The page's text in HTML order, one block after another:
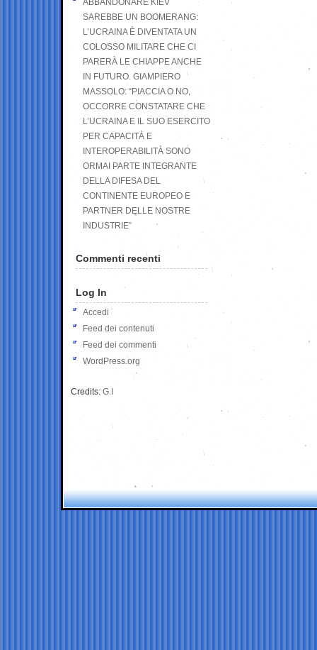
ABBANDONARE KIEV
SAREBBE UN BOOMERANG:
L’UCRAINA È DIVENTATA UN
COLOSSO MILITARE CHE CI
PARERÀ LE CHIAPPE ANCHE
IN FUTURO. GIAMPIERO
MASSOLO: “PIACCIA O NO,
OCCORRE CONSTATARE CHE
L’UCRAINA E IL SUO ESERCITO
PER CAPACITÀ E
INTEROPERABILITÀ SONO
ORMAI PARTE INTEGRANTE
DELLA DIFESA DEL
CONTINENTE EUROPEO E
PARTNER DELLE NOSTRE
INDUSTRIE”
Commenti recenti
Log In
Accedi
Feed dei contenuti
Feed dei commenti
WordPress.org
Credits: G.I